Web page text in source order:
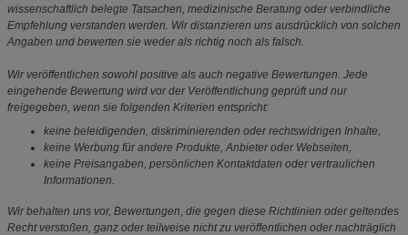
wissenschaftlich belegte Tatsachen, medizinische Beratung oder verbindliche
Empfehlung verstanden werden. Wir distanzieren uns ausdrücklich von solchen
Angaben und bewerten sie weder als richtig noch als falsch.
Wir veröffentlichen sowohl positive als auch negative Bewertungen. Jede
eingehende Bewertung wird vor der Veröffentlichung geprüft und nur
freigegeben, wenn sie folgenden Kriterien entspricht:
keine beleidigenden, diskriminierenden oder rechtswidrigen Inhalte,
keine Werbung für andere Produkte, Anbieter oder Webseiten,
keine Preisangaben, persönlichen Kontaktdaten oder vertraulichen
Informationen.
Wir behalten uns vor, Bewertungen, die gegen diese Richtlinien oder geltendes
Recht verstoßen, ganz oder teilweise nicht zu veröffentlichen oder nachträglich